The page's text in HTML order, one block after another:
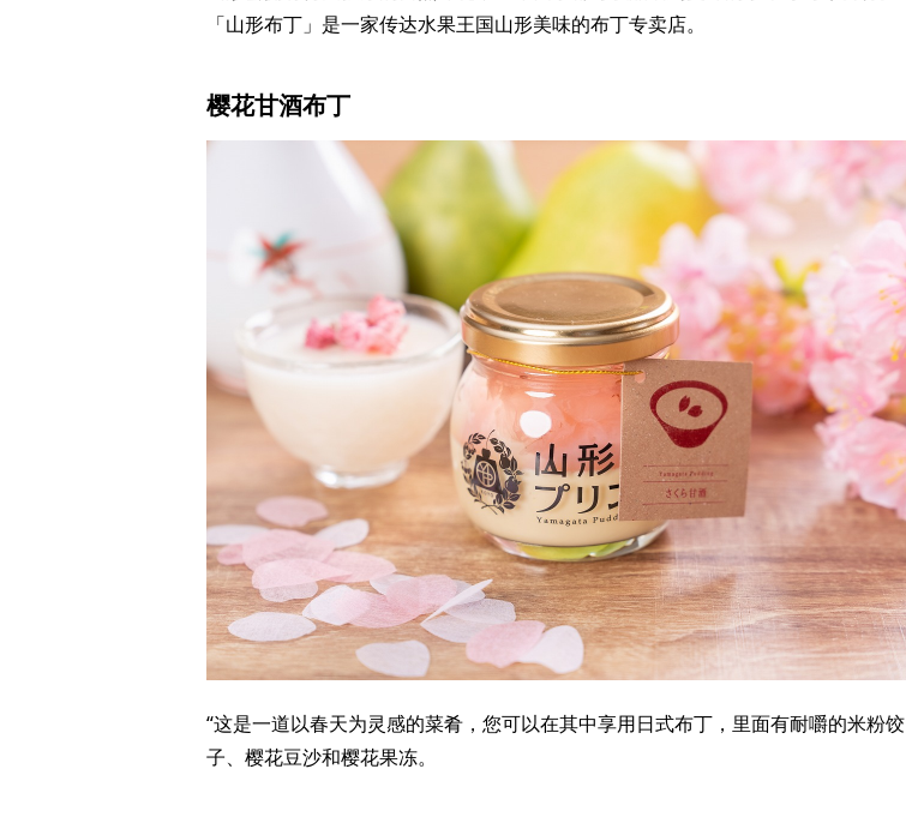
「山形布丁」是一家传达水果王国山形美味的布丁专卖店。
樱花甘酒布丁
“这是一道以春天为灵感的菜肴，您可以在其中享用日式布丁，里面有耐嚼的米粉饺
子、樱花豆沙和樱花果冻。